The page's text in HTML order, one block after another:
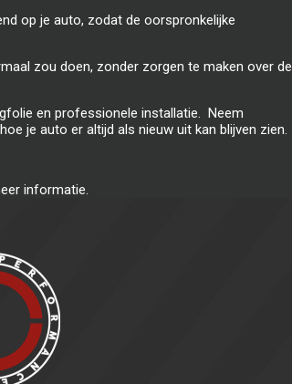
op je auto, zodat de oorspronkelijke
zou doen, zonder zorgen te maken over de
en professionele installatie. Neem
je auto er altijd als nieuw uit kan blijven zien.
informatie.